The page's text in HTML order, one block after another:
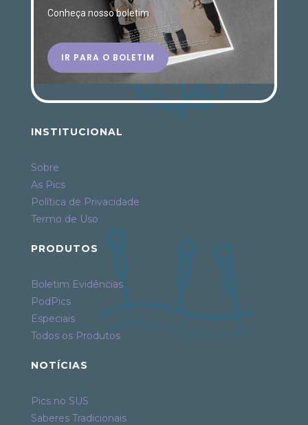
Conheça nosso boletim
IR PARA O BOLETIM
INSTITUCIONAL
Sobre
As Pics
Política de Privacidade
Termo de Uso
PRODUTOS
Boletim Evidências
PodPics
Especiais
Todos os Produtos
NOTÍCIAS
Pics no SUS
Saberes Tradicionais